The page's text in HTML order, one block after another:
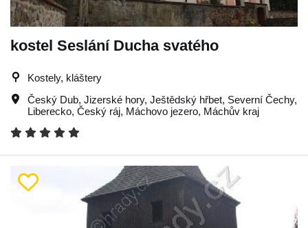
kostel Seslání Ducha svatého
Kostely, kláštery
Český Dub, Jizerské hory, Ještědský hřbet, Severní Čechy,
Liberecko, Český ráj, Máchovo jezero, Máchův kraj